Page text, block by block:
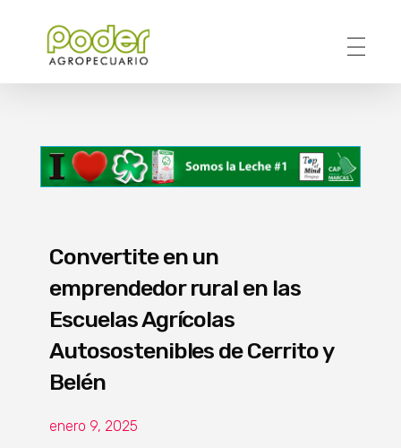
Convertite en un
emprendedor rural en las
Escuelas Agrícolas
Autosostenibles de Cerrito y
Belén
enero 9, 2025